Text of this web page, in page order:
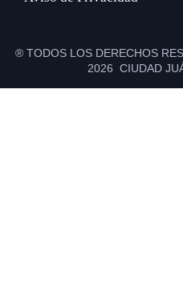
® TODOS LOS DERECHOS
2026 CIUDAD